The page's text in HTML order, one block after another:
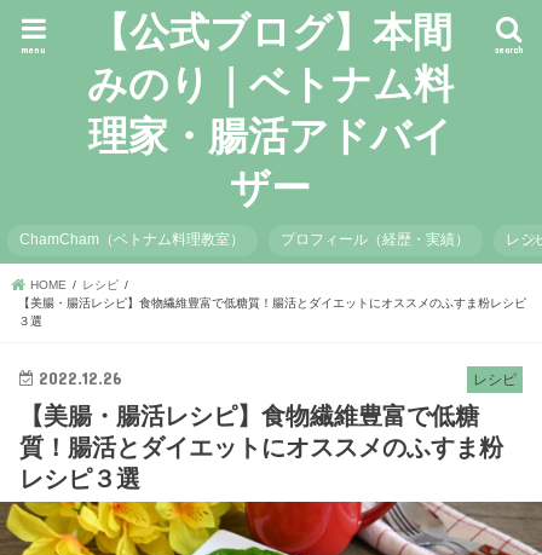
【公式ブログ】本間
みのり｜ベトナム料
理家・腸活アドバイ
ザー
search
menu
ChamCham（ベトナム料理教室） プロフィール（経歴・実績） レシ
HOME
レシピ
【美腸・腸活レシピ】食物繊維豊富で低糖質！腸活とダイエットにオススメのふすま粉レシピ
３選
レシピ
2022.12.26
【美腸・腸活レシピ】食物繊維豊富で低糖
質！腸活とダイエットにオススメのふすま粉
レシピ３選